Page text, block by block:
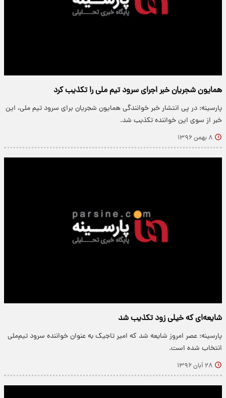
همایون شجریان خبر اجرای سرود تیم ملی را تکذیب کرد
پارسینه: در پی انتشار خبر خوانندگی همايون شجريان برای سرود تيم ملی، اين
خبر از سوی این خواننده تكذيب شد.
۸ بهمن ۱۳۹۶
شایعه‌ای که خیلی زود تکذیب شد
پارسینه: عصر امروز شایعه شد که امیر تاجیک به عنوان خواننده سرود تیم‌ملی
انتخاب شده است.
۲۸ آبان ۱۳۹۶